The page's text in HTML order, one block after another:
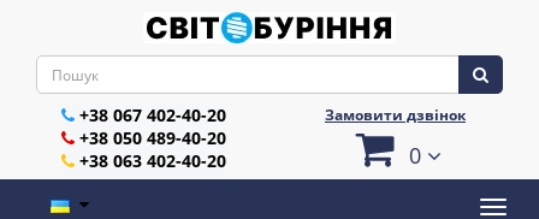
+38 067 402-40-20
+38 050 489-40-20
+38 063 402-40-20
Замовити дзвінок
0